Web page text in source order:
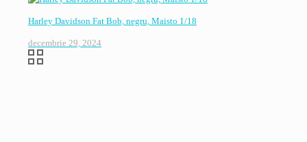
Harley Davidson Fat Bob, negru, Maisto 1/18
decembrie 29, 2024